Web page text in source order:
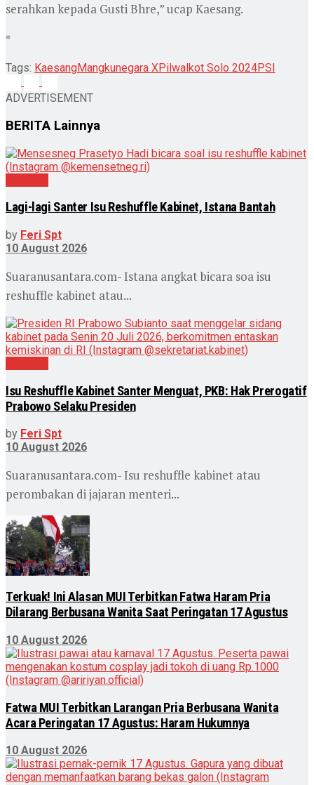
serahkan kepada Gusti Bhre,” ucap Kaesang.
*
Tags: KaesangMangkunegara XPilwalkot Solo 2024PSI
ADVERTISEMENT
BERITA Lainnya
Lagi-lagi Santer Isu Reshuffle Kabinet, Istana Bantah
by Feri Spt
10 August 2026
Suaranusantara.com- Istana angkat bicara soa isu
reshuffle kabinet atau...
Isu Reshuffle Kabinet Santer Menguat, PKB: Hak Prerogatif
Prabowo Selaku Presiden
by Feri Spt
10 August 2026
Suaranusantara.com- Isu reshuffle kabinet atau
perombakan di jajaran menteri...
Terkuak! Ini Alasan MUI Terbitkan Fatwa Haram Pria
Dilarang Berbusana Wanita Saat Peringatan 17 Agustus
10 August 2026
Fatwa MUI Terbitkan Larangan Pria Berbusana Wanita
Acara Peringatan 17 Agustus: Haram Hukumnya
10 August 2026